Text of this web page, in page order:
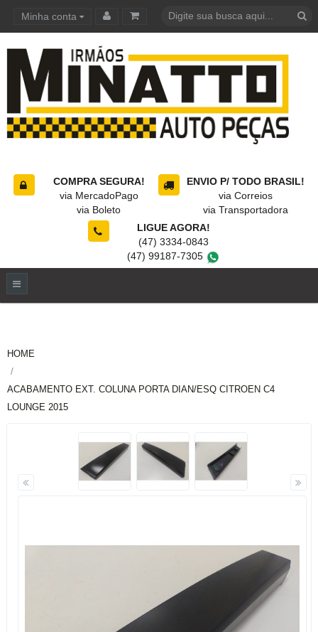
Minha conta
COMPRA SEGURA!
via MercadoPago
via Boleto
ENVIO P/ TODO BRASIL!
via Correios
via Transportadora
LIGUE AGORA!
(47) 3334-0843
(47) 99187-7305
HOME
ACABAMENTO EXT. COLUNA PORTA DIAN/ESQ CITROEN C4
LOUNGE 2015